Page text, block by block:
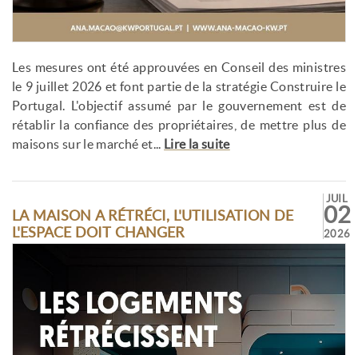
Les mesures ont été approuvées en Conseil des ministres
le 9 juillet 2026 et font partie de la stratégie Construire le
Portugal. L'objectif assumé par le gouvernement est de
rétablir la confiance des propriétaires, de mettre plus de
maisons sur le marché et... Lire la suite
LA MAISON A RÉTRÉCI, L'UTILISATION DE
L'ESPACE DOIT CHANGER
JUIL
02
2026